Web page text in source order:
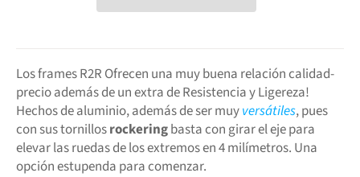
Los frames R2R Ofrecen una muy buena relación calidad-
precio además de un extra de Resistencia y Ligereza!
Hechos de aluminio, además de ser muyversátiles, pues
con sus tornillosrockeringbasta con girar el eje para
elevar las ruedas de los extremos en 4 milímetros. Una
opción estupenda para comenzar.